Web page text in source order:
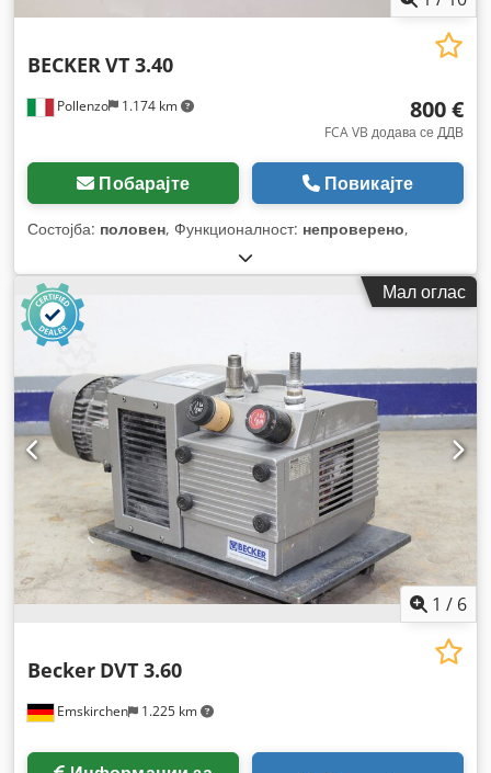
Pollenzo 1.174 km
BECKERVT 3.40
800 €
FCA VB додава се ДДВ
Побарајте Повикајте
Состојба: половен, Функционалност: непроверено,
Мал оглас
1 / 6
Emskirchen 1.225 km
Becker DVT 3.60